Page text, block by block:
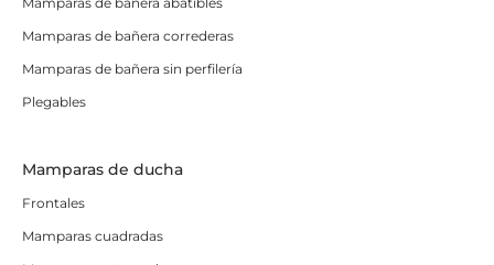
Mamparas de bañera correderas
Mamparas de bañera sin perfilería
Plegables
Mamparas de ducha
Frontales
Mamparas cuadradas